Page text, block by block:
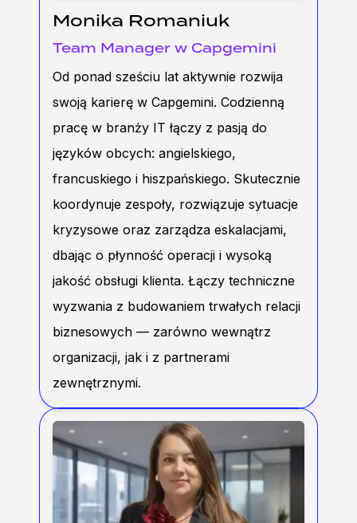
Monika Romaniuk
Team Manager w Capgemini
Od ponad sześciu lat aktywnie rozwija
swoją karierę w Capgemini. Codzienną
pracę w branży IT łączy z pasją do
języków obcych: angielskiego,
francuskiego i hiszpańskiego. Skutecznie
koordynuje zespoły, rozwiązuje sytuacje
kryzysowe oraz zarządza eskalacjami,
dbając o płynność operacji i wysoką
jakość obsługi klienta. Łączy techniczne
wyzwania z budowaniem trwałych relacji
biznesowych — zarówno wewnątrz
organizacji, jak i z partnerami
zewnętrznymi.